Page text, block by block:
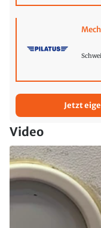
Jetzt
Video